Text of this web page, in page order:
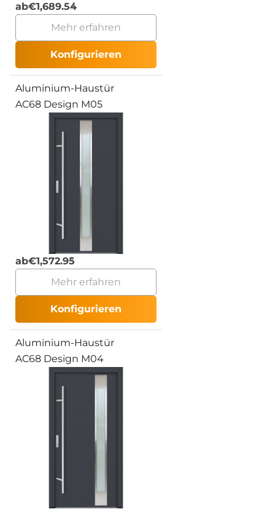
ab€1,689.54
Mehr erfahren
Konfigurieren
Aluminium-Haustür
AC68 Design M05
ab€1,572.95
Mehr erfahren
Konfigurieren
Aluminium-Haustür
AC68 Design M04